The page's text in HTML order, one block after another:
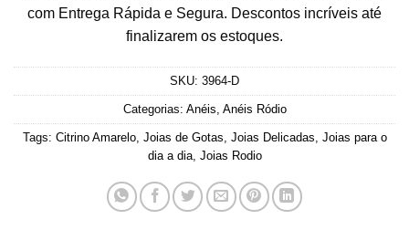
com Entrega Rápida e Segura. Descontos incríveis até
finalizarem os estoques.
SKU: 3964-D
Categorias: Anéis, Anéis Ródio
Tags: Citrino Amarelo, Joias de Gotas, Joias Delicadas, Joias para o
dia a dia, Joias Rodio